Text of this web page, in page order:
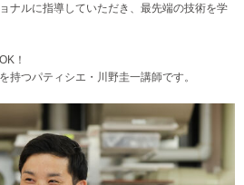
ナルに指導していただき、最先端の技術を学
！
持つパティシエ・川野圭一講師です。